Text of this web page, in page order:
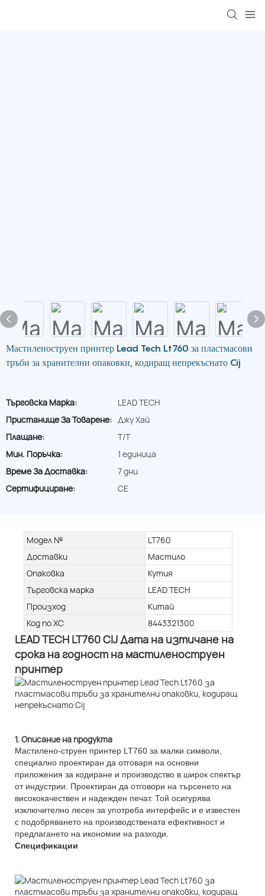
Мастиленоструен принтер Lead Tech Lt760 за пластмасови
тръби за хранителни опаковки, кодиращ непрекъснато Cij
Търговска Марка:
LEAD TECH
Пристанище За Товарене: Джу Хай
Плащане:
T/T
Мин. Поръчка:
1 единица
Време За Доставка:
7 дни
Сертифициране:
CE
Модел №
LT760
Доставки
Мастило
Опаковка
Кутия
Търговска марка
LEAD TECH
Произход
Китай
Код по ХС
8443321300
LEAD TECH LT760 CIJ Дата на изтичане на
срока на годност на мастиленоструен
принтер
1. Описание на продукта
Мастилено-струен принтер LT760 за малки символи,
специално проектиран да отговаря на основни
приложения за кодиране и производство в широк спектър
от индустрии. Проектиран да отговори на търсенето на
висококачествен и надежден печат. Той осигурява
изключително лесен за употреба интерфейс и е известен
с подобряването на производствената ефективност и
предлагането на икономии на разходи.
Спецификации